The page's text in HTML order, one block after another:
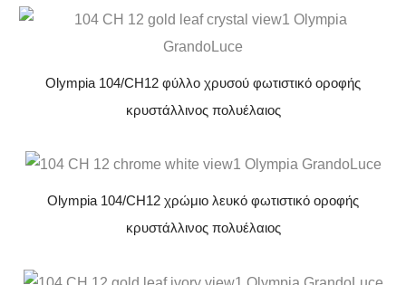
Olympia 104/CH12 φύλλο χρυσού φωτιστικό οροφής
κρυστάλλινος πολυέλαιος
Olympia 104/CH12 χρώμιο λευκό φωτιστικό οροφής
κρυστάλλινος πολυέλαιος